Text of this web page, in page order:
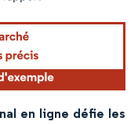
en ligne défie les